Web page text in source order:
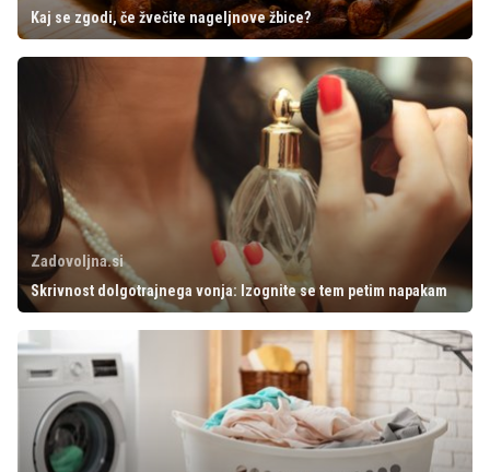
Kaj se zgodi, če žvečite nageljnove žbice?
Zadovoljna.si
Skrivnost dolgotrajnega vonja: Izognite se tem petim napakam